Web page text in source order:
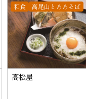
和食 高尾山とろろそば
高松屋